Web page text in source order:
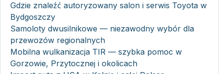
Gdzie znaleźć autoryzowany salon i serwis Toyota w
Bydgoszczy
Samoloty dwusilnikowe — niezawodny wybór dla
przewozów regionalnych
Mobilna wulkanizacja TIR — szybka pomoc w
Gorzowie, Przytocznej i okolicach